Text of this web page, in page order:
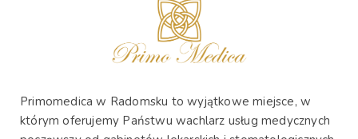
Primomedica w Radomsku to wyjątkowe miejsce, w
którym oferujemy Państwu wachlarz usług medycznych